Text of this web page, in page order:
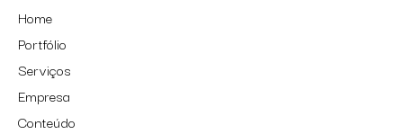
Home
Portfólio
Serviços
Empresa
Conteúdo